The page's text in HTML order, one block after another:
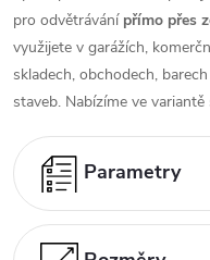
pro odvětrávání přímo přes
využijete v garážích,
skladech, obchodech,
staveb. Nabízíme ve
Parametry